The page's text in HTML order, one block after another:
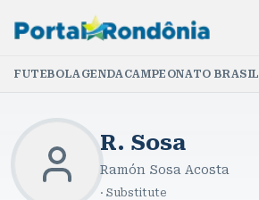
FUTEBOLAGENDACAMPEONATO
R. Sosa
Ramón Sosa Acosta
· Substitute